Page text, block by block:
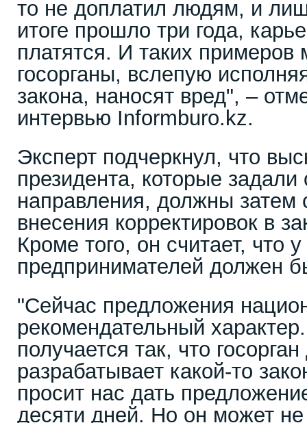
то не доплатил людям, и
итоге прошло три года,
платятся. И таких примеров
госорганы, вслепую
закона, наносят вред", –
интервью Informburo.kz.
Эксперт подчеркнул, что
президента, которые
направления, должны затем
внесения корректировок в
Кроме того, он считает, что
предпринимателей должен
"Сейчас предложения
рекомендательный
получается так, что
разрабатывает какой-то
просит нас дать
десяти дней. Но он может не